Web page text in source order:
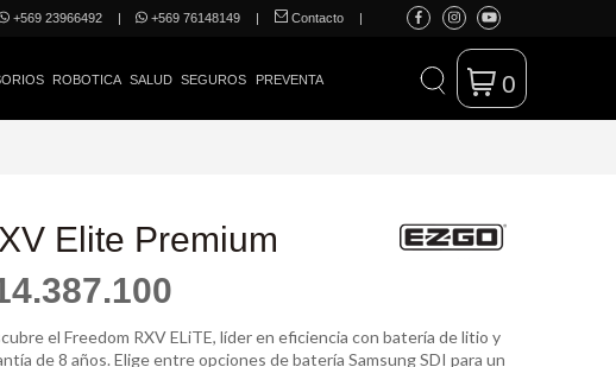
+569 23966492 | +569 76148149 | Contacto |
ROBOTICA SALUD SEGUROS PREVENTA 0
Elite Premium
el Freedom RXV ELiTE, líder en eficiencia con batería de litio y
de 8 años. Elige entre opciones de batería Samsung SDI para un